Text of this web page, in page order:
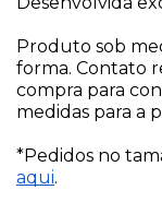
Produto sob
forma. Contato
compra para
medidas para a
*Pedidos no
aqui.